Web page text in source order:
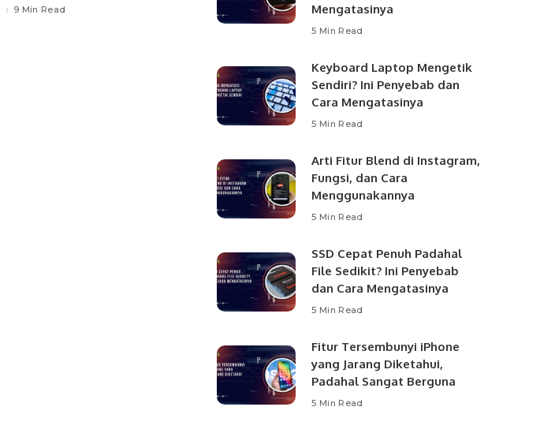
9 Min Read
Mengatasinya
5 Min Read
Keyboard Laptop Mengetik
Sendiri? Ini Penyebab dan
Cara Mengatasinya
5 Min Read
Arti Fitur Blend di Instagram,
Fungsi, dan Cara
Menggunakannya
5 Min Read
SSD Cepat Penuh Padahal
File Sedikit? Ini Penyebab
dan Cara Mengatasinya
5 Min Read
Fitur Tersembunyi iPhone
yang Jarang Diketahui,
Padahal Sangat Berguna
5 Min Read